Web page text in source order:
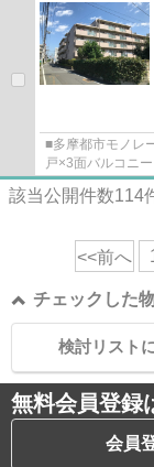
■多摩都市モノレ
戸×3面バルコニ
毎日の洋服選び
該当公開件数114
<<前へ
チェックした
検討リスト
無料会員登録
会員